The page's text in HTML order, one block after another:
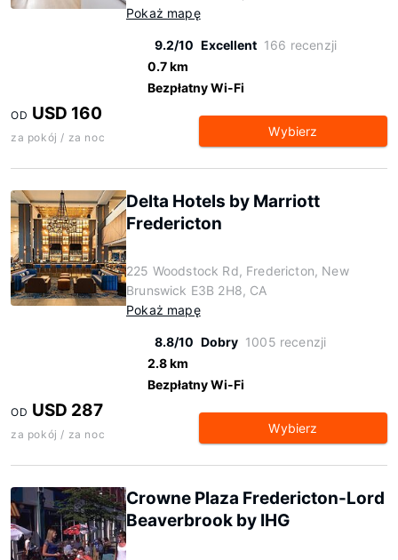
Pokaż mapę
9.2/10 Excellent 166 recenzji
0.7 km
Bezpłatny Wi-Fi
OD USD 160
za pokój / za noc Wybierz
Delta Hotels by Marriott
Fredericton
225 Woodstock Rd, Fredericton, New
Brunswick E3B 2H8, CA
Pokaż mapę
8.8/10 Dobry 1005 recenzji
2.8 km
Bezpłatny Wi-Fi
OD USD 287
za pokój / za noc Wybierz
Crowne Plaza Fredericton-Lord
Beaverbrook by IHG